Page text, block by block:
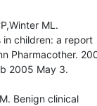
ML.
in children: a report
Pharmacother.
2005 May 3.
Benign clinical